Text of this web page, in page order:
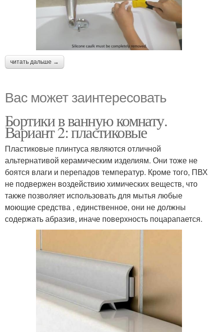
читать дальше →
Вас может заинтересовать
Бортики в ванную комнату.
Вариант 2: пластиковые
Пластиковые плинтуса являются отличной
альтернативой керамическим изделиям. Они тоже не
боятся влаги и перепадов температур. Кроме того, ПВХ
не подвержен воздействию химических веществ, что
также позволяет использовать для мытья любые
моющие средства , единственное, они не должны
содержать абразив, иначе поверхность поцарапается.